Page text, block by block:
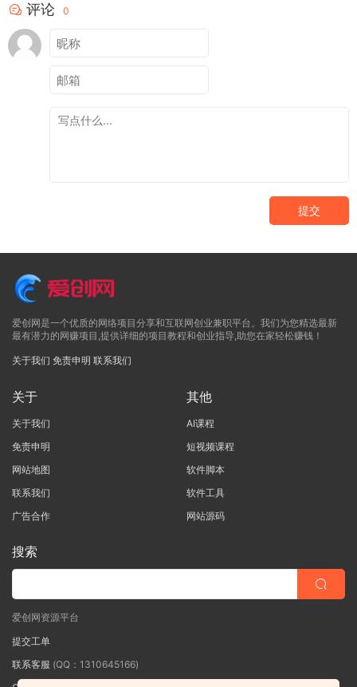
评论 0
提交
爱创网是一个优质的网络项目分享和互联网创业兼职平台。我们为您精选最新
最有潜力的网赚项目,提供详细的项目教程和创业指导,助您在家轻松赚钱！
关于我们 免责申明 联系我们
关于
关于我们
免责申明
网站地图
联系我们
广告合作
其他
AI课程
短视频课程
软件脚本
软件工具
网站源码
搜索
爱创网资源平台
提交工单
联系客服 (QQ：1310645166)